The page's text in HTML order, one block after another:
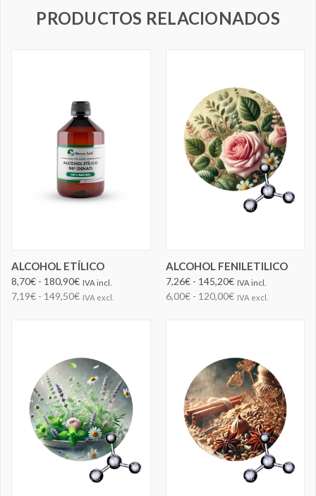
PRODUCTOS RELACIONADOS
ALCOHOL ETÍLICO
8,70€ - 180,90€ IVA incl.
7,19€ - 149,50€ IVA excl.
ALCOHOL FENILETILICO
7,26€ - 145,20€ IVA incl.
6,00€ - 120,00€ IVA excl.